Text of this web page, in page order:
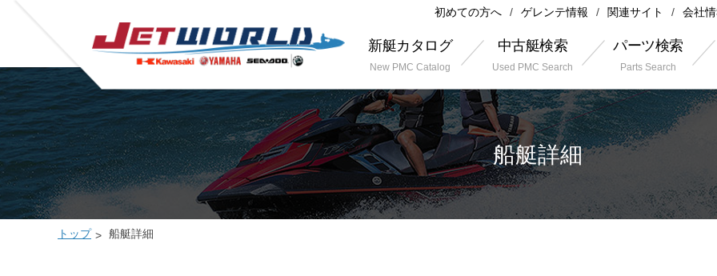
初めての方へ ゲレンテ情報 関連サイト 会社
新艇カタログ
New PMC Catalog
中古艇検索
Used PMC Search
パーツ検索
Parts Search
船艇詳細
トップ 船艇詳細